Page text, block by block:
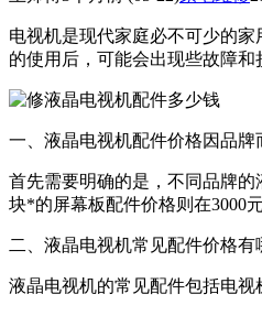
电视机是现代家庭必不可少的
的使用后，可能会出现些故障
一、液晶电视机配件价格因品牌
首先需要明确的是，不同品牌
块*的屏幕板配件价格则在3000
二、液晶电视机常见配件价格有
液晶电视机的常见配件包括电视